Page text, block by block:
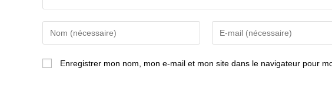
your
name
your
Enregistrer mon nom, mon e-mail et mon site dans le navigateur pour